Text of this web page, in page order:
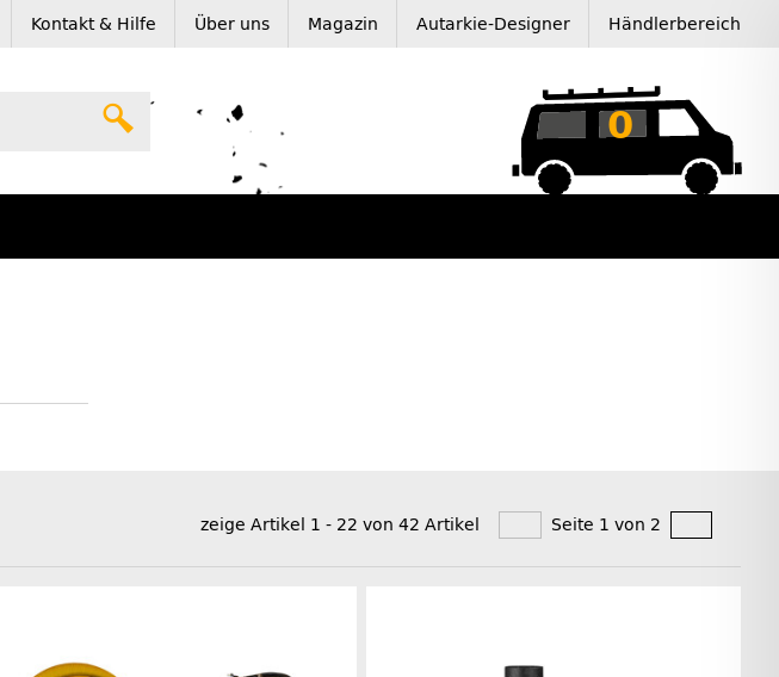
Kontakt & Hilfe Über uns Magazin Autarkie-Designer Händlerbereich
0
zeige Artikel 1 - 22 von 42 Artikel Seite 1 von 2